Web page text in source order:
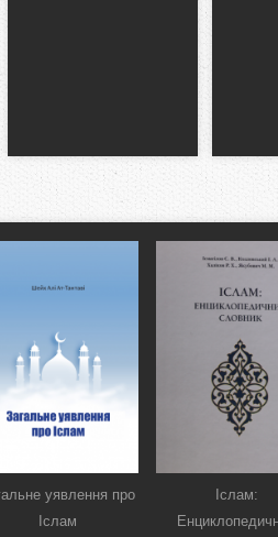
уявлення про
Іслам
Іслам: